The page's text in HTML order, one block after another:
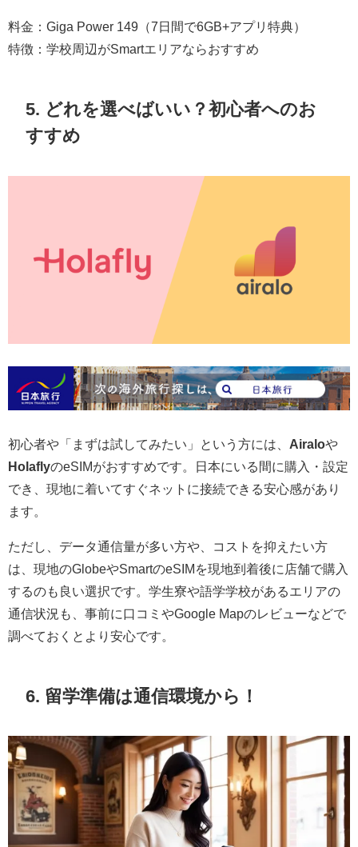
料金：Giga Power 149（7日間で6GB+アプリ特典）
特徴：学校周辺がSmartエリアならおすすめ
5. どれを選べばいい？初心者へのお
すすめ
初心者や「まずは試してみたい」という方には、 Airaloや
HolaflyのeSIMがおすすめです。日本にいる間に購入・設定
でき、現地に着いてすぐネットに接続できる安心感があり
ます。
ただし、データ通信量が多い方や、コストを抑えたい方
は、現地のGlobeやSmartのeSIMを現地到着後に店舗で購入
するのも良い選択です。学生寮や語学学校があるエリアの
通信状況も、事前に口コミやGoogle Mapのレビューなどで
調べておくとより安心です。
6. 留学準備は通信環境から！